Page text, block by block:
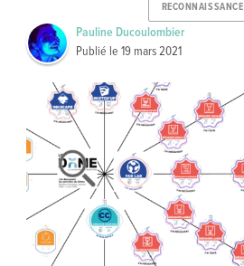
RECONNAISSANCE
Pauline Ducoulombier
Publié le 19 mars 2021